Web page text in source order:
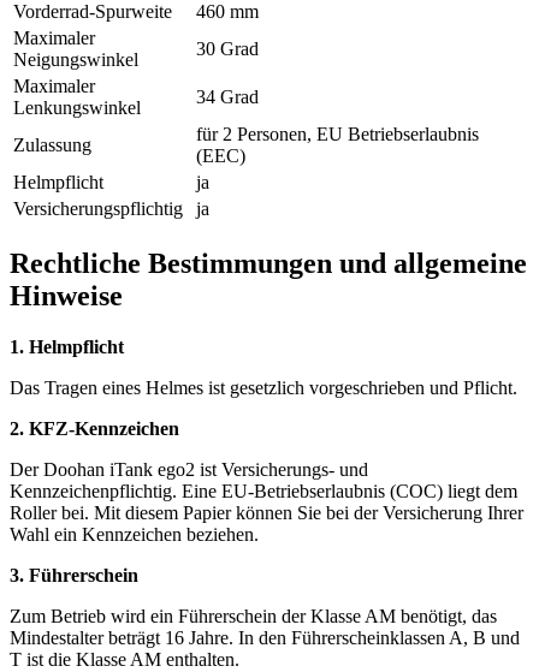
Vorderrad-Spurweite
460 mm
Maximaler
Neigungswinkel
30 Grad
Maximaler
Lenkungswinkel
34 Grad
Zulassung
für 2 Personen, EU Betriebserlaubnis
(EEC)
Helmpflicht
ja
Versicherungspflichtig
ja
Rechtliche Bestimmungen und allgemeine
Hinweise
1. Helmpflicht
Das Tragen eines Helmes ist gesetzlich vorgeschrieben und Pflicht.
2. KFZ-Kennzeichen
Der Doohan iTank ego2 ist Versicherungs- und
Kennzeichenpflichtig. Eine EU-Betriebserlaubnis (COC) liegt dem
Roller bei. Mit diesem Papier können Sie bei der Versicherung Ihrer
Wahl ein Kennzeichen beziehen.
3. Führerschein
Zum Betrieb wird ein Führerschein der Klasse AM benötigt, das
Mindestalter beträgt 16 Jahre. In den Führerscheinklassen A, B und
T ist die Klasse AM enthalten.